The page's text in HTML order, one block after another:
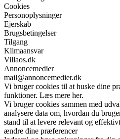
Cookies
Personoplysninger
Ejerskab
Brugsbetingelser
Tilgang
Klimaansvar
Villaos.dk
Annoncemedier
mail@annoncemedier.dk
Vi bruger cookies til at huske dine
funktioner. Læs mere her.
Vi bruger cookies sammen med
analysere data om, hvordan du
stand til at levere relevant og
ændre dine præferencer